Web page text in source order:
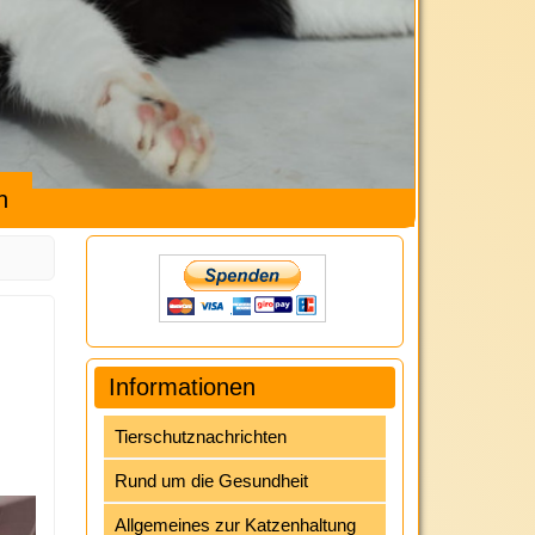
Informationen
Tierschutznachrichten
Rund um die Gesundheit
Allgemeines zur Katzenhaltung